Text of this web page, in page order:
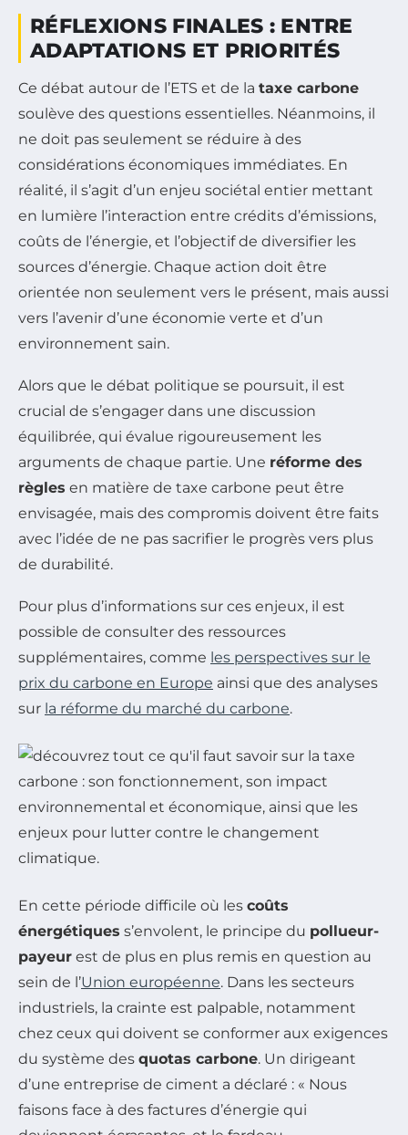
RÉFLEXIONS FINALES : ENTRE
ADAPTATIONS ET PRIORITÉS
Ce débat autour de l’ETS et de la taxe carbone
soulève des questions essentielles. Néanmoins, il
ne doit pas seulement se réduire à des
considérations économiques immédiates. En
réalité, il s’agit d’un enjeu sociétal entier mettant
en lumière l’interaction entre crédits d’émissions,
coûts de l’énergie, et l’objectif de diversifier les
sources d’énergie. Chaque action doit être
orientée non seulement vers le présent, mais aussi
vers l’avenir d’une économie verte et d’un
environnement sain.
Alors que le débat politique se poursuit, il est
crucial de s’engager dans une discussion
équilibrée, qui évalue rigoureusement les
arguments de chaque partie. Une réforme des
règles en matière de taxe carbone peut être
envisagée, mais des compromis doivent être faits
avec l’idée de ne pas sacrifier le progrès vers plus
de durabilité.
Pour plus d’informations sur ces enjeux, il est
possible de consulter des ressources
supplémentaires, comme les perspectives sur le
prix du carbone en Europe ainsi que des analyses
sur la réforme du marché du carbone.
En cette période difficile où les coûts
énergétiques s’envolent, le principe du pollueur-
payeur est de plus en plus remis en question au
sein de l’Union européenne. Dans les secteurs
industriels, la crainte est palpable, notamment
chez ceux qui doivent se conformer aux exigences
du système des quotas carbone. Un dirigeant
d’une entreprise de ciment a déclaré : « Nous
faisons face à des factures d’énergie qui